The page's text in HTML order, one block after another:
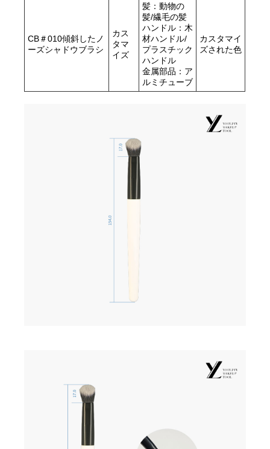
CB＃010傾斜したノ
ーズシャドウブラシ
カス
タマ
イズ
髪：動物の
髪/繊毛の髪
ハンドル：木
材ハンドル/
プラスチック
ハンドル
金属部品：ア
ルミチューブ
カスタマイ
ズされた色